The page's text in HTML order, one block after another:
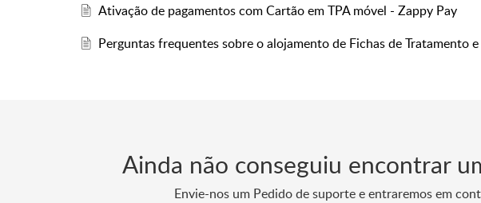
Ativação de pagamentos com Cartão em TPA móvel - Zappy Pay
Perguntas frequentes sobre o alojamento de Fichas de Tratamento
Ainda não conseguiu encontrar
Envie-nos um Pedido de suporte e entraremos em